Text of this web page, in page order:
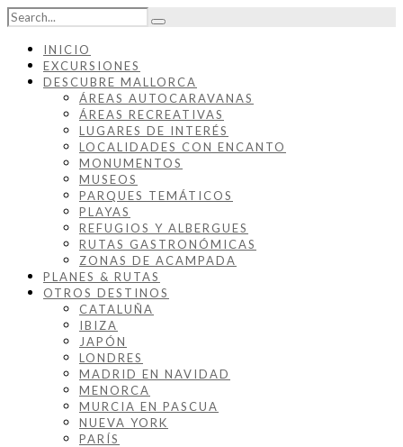
INICIO
EXCURSIONES
DESCUBRE MALLORCA
ÁREAS AUTOCARAVANAS
ÁREAS RECREATIVAS
LUGARES DE INTERÉS
LOCALIDADES CON ENCANTO
MONUMENTOS
MUSEOS
PARQUES TEMÁTICOS
PLAYAS
REFUGIOS Y ALBERGUES
RUTAS GASTRONÓMICAS
ZONAS DE ACAMPADA
PLANES & RUTAS
OTROS DESTINOS
CATALUÑA
IBIZA
JAPÓN
LONDRES
MADRID EN NAVIDAD
MENORCA
MURCIA EN PASCUA
NUEVA YORK
PARÍS